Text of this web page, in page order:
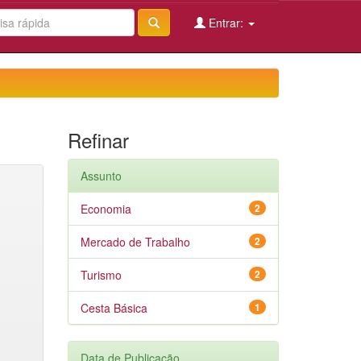
Entrar:
Refinar
Assunto
2
Economia
2
Mercado de Trabalho
2
Turismo
1
Cesta Básica
Data de Publicação